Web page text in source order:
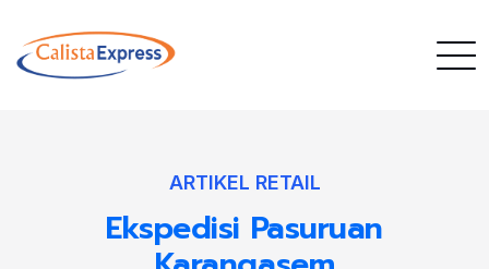
ARTIKEL RETAIL
Ekspedisi Pasuruan